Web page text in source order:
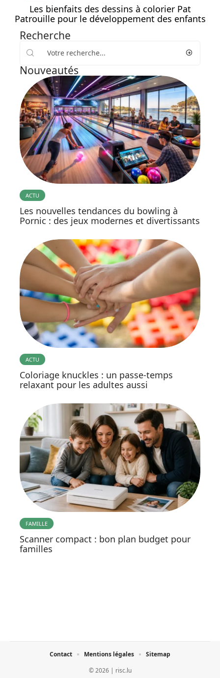
Les bienfaits des dessins à colorier Pat
Patrouille pour le développement des enfants
Recherche
Nouveautés
ACTU
Les nouvelles tendances du bowling à
Pornic : des jeux modernes et divertissants
ACTU
Coloriage knuckles : un passe-temps
relaxant pour les adultes aussi
FAMILLE
Scanner compact : bon plan budget pour
familles
© 2026 | risc.lu
Contact Mentions légales Sitemap